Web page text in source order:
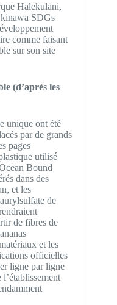
Halekulani,
SDGs
comme faisant
sur son site
(d’après les
unique ont été
par de grands
pages
utilisé
Bound
dans des
et les
de
de fibres de
et les
officielles
ligne par ligne